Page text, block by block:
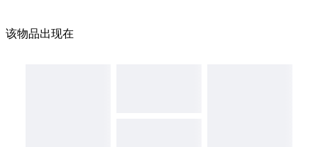
该物品出现在